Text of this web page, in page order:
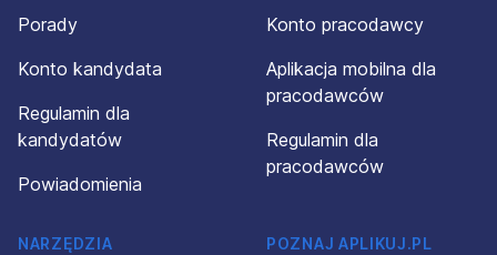
Porady
Konto kandydata
Regulamin dla
kandydatów
Powiadomienia
Konto pracodawcy
Aplikacja mobilna dla
pracodawców
Regulamin dla
pracodawców
NARZĘDZIA
POZNAJ APLIKUJ.PL